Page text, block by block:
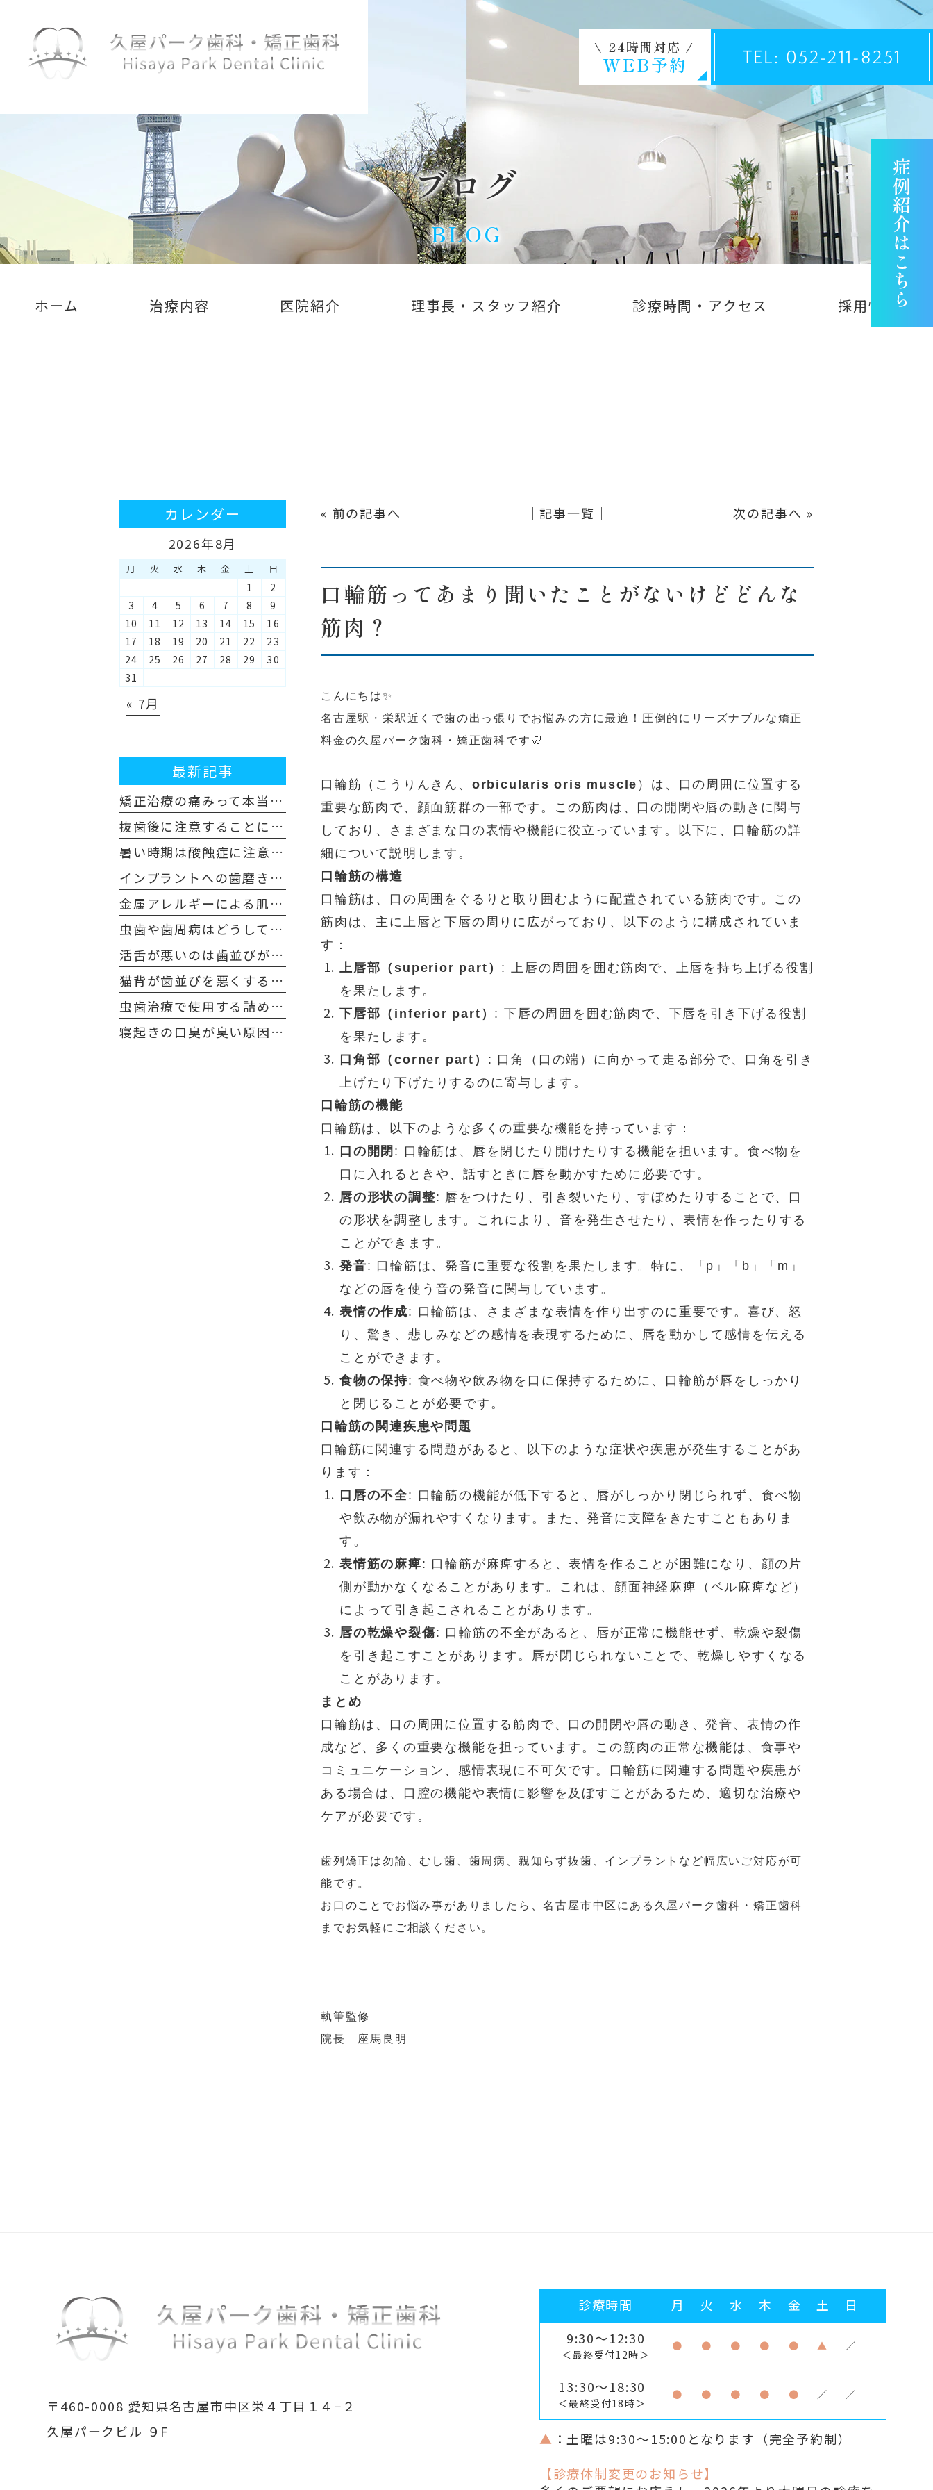
24時間対応
WEB予約 TEL: 052-211-8251
ブログ
BLOG
ホーム 治療内容 医院紹介 理事長・スタッフ紹介 診療時間・アクセス 採用情報
« 前の記事へ │記事一覧│ 次の記事へ »
口輪筋ってあまり聞いたことがないけどどんな
筋肉？
こんにちは✨
名古屋駅・栄駅近くで歯の出っ張りでお悩みの方に最適！圧倒的にリーズナブルな矯正
料金の久屋パーク歯科・矯正歯科です🦷
口輪筋（こうりんきん、 orbicularis oris muscle ）は、口の周囲に位置する
重要な筋肉で、顔面筋群の一部です。この筋肉は、口の開閉や唇の動きに関与
しており、さまざまな口の表情や機能に役立っています。以下に、口輪筋の詳
細について説明します。
口輪筋の構造
口輪筋は、口の周囲をぐるりと取り囲むように配置されている筋肉です。この
筋肉は、主に上唇と下唇の周りに広がっており、以下のように構成されていま
す：
上唇部（superior part） : 上唇の周囲を囲む筋肉で、上唇を持ち上げる役割
を果たします。
下唇部（inferior part） : 下唇の周囲を囲む筋肉で、下唇を引き下げる役割
を果たします。
口角部（corner part） : 口角（口の端）に向かって走る部分で、口角を引き
上げたり下げたりするのに寄与します。
口輪筋の機能
口輪筋は、以下のような多くの重要な機能を持っています：
口の開閉 : 口輪筋は、唇を閉じたり開けたりする機能を担います。食べ物を
口に入れるときや、話すときに唇を動かすために必要です。
唇の形状の調整: 唇をつけたり、引き裂いたり、すぼめたりすることで、口
の形状を調整します。これにより、音を発生させたり、表情を作ったりする
ことができます。
発音: 口輪筋は、発音に重要な役割を果たします。特に、「p」「b」「m」
などの唇を使う音の発音に関与しています。
表情の作成: 口輪筋は、さまざまな表情を作り出すのに重要です。喜び、怒
り、驚き、悲しみなどの感情を表現するために、唇を動かして感情を伝える
ことができます。
食物の保持: 食べ物や飲み物を口に保持するために、口輪筋が唇をしっかり
と閉じることが必要です。
口輪筋の関連疾患や問題
口輪筋に関連する問題があると、以下のような症状や疾患が発生することがあ
ります：
口唇の不全: 口輪筋の機能が低下すると、唇がしっかり閉じられず、食べ物
や飲み物が漏れやすくなります。また、発音に支障をきたすこともありま
す。
表情筋の麻痺: 口輪筋が麻痺すると、表情を作ることが困難になり、顔の片
側が動かなくなることがあります。これは、顔面神経麻痺（ベル麻痺など）
によって引き起こされることがあります。
唇の乾燥や裂傷: 口輪筋の不全があると、唇が正常に機能せず、乾燥や裂傷
を引き起こすことがあります。唇が閉じられないことで、乾燥しやすくなる
ことがあります。
まとめ
口輪筋は、口の周囲に位置する筋肉で、口の開閉や唇の動き、発音、表情の作
成など、多くの重要な機能を担っています。この筋肉の正常な機能は、食事や
コミュニケーション、感情表現に不可欠です。口輪筋に関連する問題や疾患が
ある場合は、口腔の機能や表情に影響を及ぼすことがあるため、適切な治療や
ケアが必要です。
歯列矯正は勿論、むし歯、歯周病、親知らず抜歯、インプラントなど幅広いご対応が可
能です。
お口のことでお悩み事がありましたら、名古屋市中区にある久屋パーク歯科・矯正歯科
までお気軽にご相談ください。
執筆監修
院長 座馬良明
カレンダー
2026年8月
月 火 水 木 金 土 日
1
2
3
4 5 6 7 8
9
10
11 12 13 14 15
16
17
18 19 20 21 22
23
24
25 26 27 28 29
30
31
« 7月
最新記事
矯正治療の痛みって本当にあるの？歯科医師が解説！体験談も交えてご紹介します
抜歯後に注意することについて
暑い時期は酸蝕症に注意しましょう！
インプラントへの歯磨き粉はどんなものを使えばいいの？
金属アレルギーによる肌荒れや舌の痛みを感じた場合は注意が必要です
虫歯や歯周病はどうして早めの受診が必要なのか
活舌が悪いのは歯並びが原因？
猫背が歯並びを悪くする原因に！？
虫歯治療で使用する詰め物や被せ物の寿命とケア方法
寝起きの口臭が臭い原因と解決方法
〒460-0008 愛知県名古屋市中区栄４丁目１４−２
久屋パークビル ９F
診療時間 月 火 水 木 金 土
日
9:30～12:30
＜最終受付12時＞
● ● ● ● ● ▲ ／
13:30～18:30
＜最終受付18時＞
● ● ● ● ● ／ ／
▲ ：土曜は9:30～15:00となります（完全予約制）
【診療体制変更のお知らせ】